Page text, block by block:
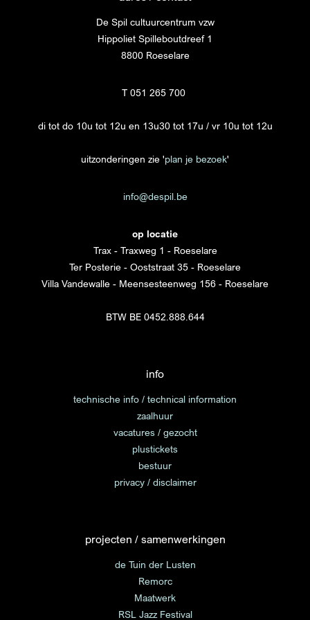
De Spil cultuurcentrum vzw
Hippoliet Spilleboutdreef 1
8800 Roeselare
T 051 265 700
di tot do 10u tot 12u en 13u30 tot 17u / vr 10u tot 12u
uitzonderingen zie 'plan je bezoek'
info@despil.be
op locatie
Trax - Traxweg 1 - Roeselare
Ter Posterie - Ooststraat 35 - Roeselare
Villa Vandewalle - Meensesteenweg 156 - Roeselare
BTW BE 0452.888.644
info
technische info / technical information
zaalhuur
vacatures / gezocht
plustickets
bestuur
privacy / disclaimer
projecten / samenwerkingen
de Tuin der Lusten
Remorc
Maatwerk
RSL Jazz Festival